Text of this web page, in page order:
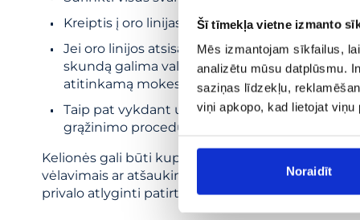
Šī tīmekļa vietne izmanto
Mēs izmantojam sīkfailus,
analizētu mūsu datplūsmu.
saziņas līdzekļu,
viņi apkopo, kad lietojat viņu
Noraidīt
Kreiptis į oro linijas su oficialiu reikalavimu.
Jei oro linijos atsisako kompensuoti, galima
skundą galima valstybinei vartotojų teisių
atitinkamą mokestį padeda susigrąžinti
Taip pat vykdant užsakymą per „Tagoo“,
grąžinimo procedūra vyksta greičiau.
Kelionės gali būti kupinos nuotykių, tačiau
vėlavimais ar atšaukimais, nepasiduokite –
privalo atlyginti patirtus nepatogumus ir